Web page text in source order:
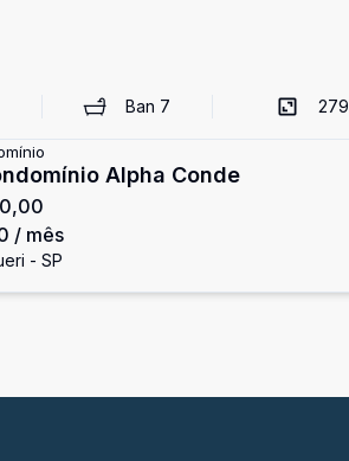
Ban 7 279
Alpha Conde
/ mês
- SP